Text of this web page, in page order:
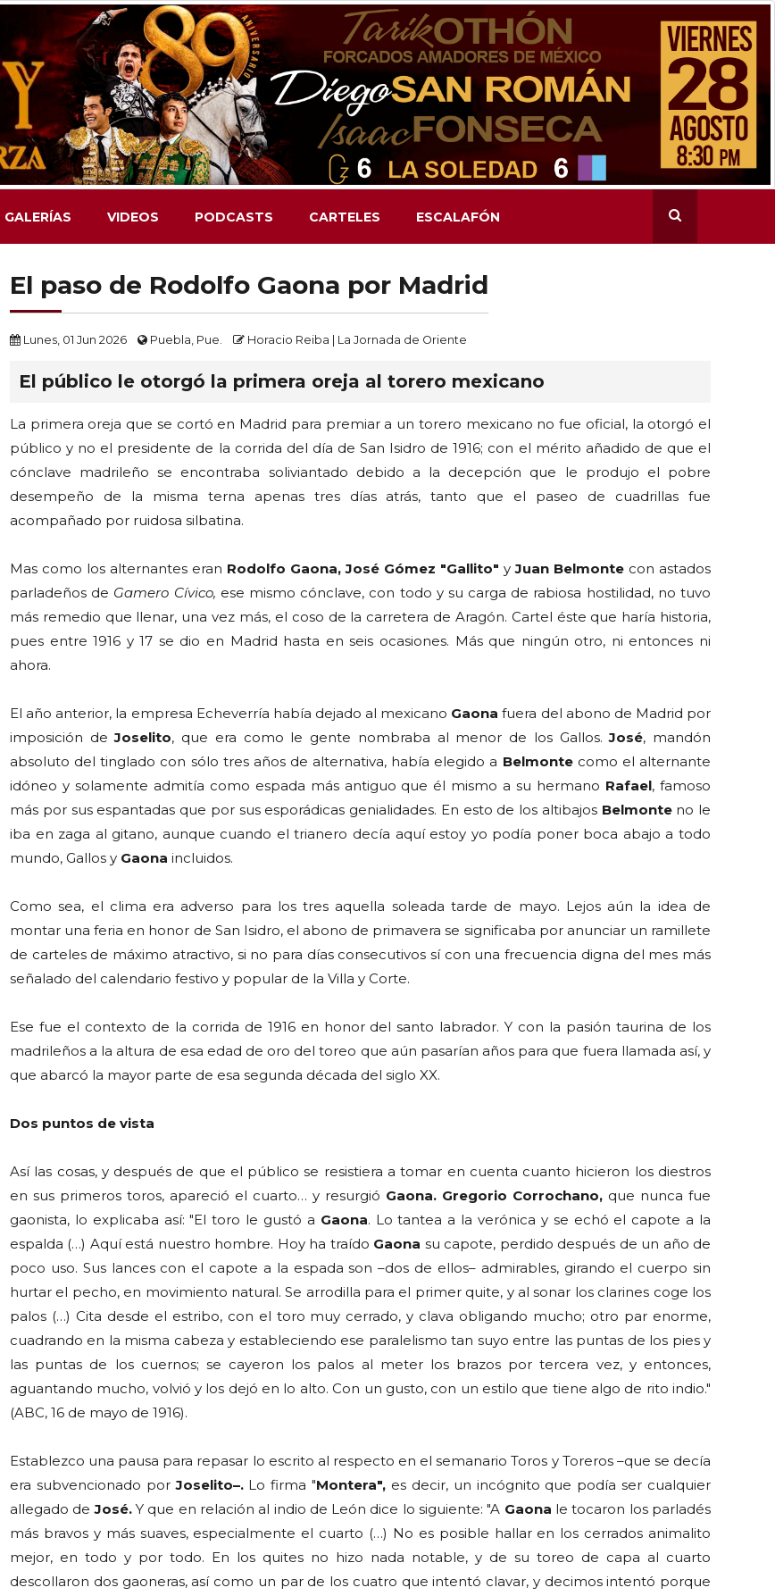
GALERÍAS VIDEOS PODCASTS CARTELES ESCALAFÓN
El paso de Rodolfo Gaona por Madrid
Lunes, 01 Jun 2026 Puebla, Pue. Horacio Reiba | La Jornada de Oriente
El público le otorgó la primera oreja al torero mexicano
La primera oreja que se cortó en Madrid para premiar a un torero mexicano no fue oficial, la otorgó el
público y no el presidente de la corrida del día de San Isidro de 1916; con el mérito añadido de que el
cónclave madrileño se encontraba soliviantado debido a la decepción que le produjo el pobre
desempeño de la misma terna apenas tres días atrás, tanto que el paseo de cuadrillas fue
acompañado por ruidosa silbatina.
Mas como los alternantes eran Rodolfo Gaona, José Gómez "Gallito" yJuan Belmonte con astados
parladeños de Gamero Cívico, ese mismo cónclave, con todo y su carga de rabiosa hostilidad, no tuvo
más remedio que llenar, una vez más, el coso de la carretera de Aragón. Cartel éste que haría historia,
pues entre 1916 y 17 se dio en Madrid hasta en seis ocasiones. Más que ningún otro, ni entonces ni
ahora.
El año anterior, la empresa Echeverría había dejado al mexicano Gaonafuera del abono de Madrid por
imposición deJoselito, que era como le gente nombraba al menor de los Gallos.José, mandón
absoluto del tinglado con sólo tres años de alternativa, había elegido a Belmonte como el alternante
idóneo y solamente admitía como espada más antiguo que él mismo a su hermano Rafael, famoso
más por sus espantadas que por sus esporádicas genialidades. En esto de los altibajos Belmonte no le
iba en zaga al gitano, aunque cuando el trianero decía aquí estoy yo podía poner boca abajo a todo
mundo, Gallos y Gaona incluidos.
Como sea, el clima era adverso para los tres aquella soleada tarde de mayo. Lejos aún la idea de
montar una feria en honor de San Isidro, el abono de primavera se significaba por anunciar un ramillete
de carteles de máximo atractivo, si no para días consecutivos sí con una frecuencia digna del mes más
señalado del calendario festivo y popular de la Villa y Corte.
Ese fue el contexto de la corrida de 1916 en honor del santo labrador. Y con la pasión taurina de los
madrileños a la altura de esa edad de oro del toreo que aún pasarían años para que fuera llamada así, y
que abarcó la mayor parte de esa segunda década del siglo XX.
Dos puntos de vista
Así las cosas, y después de que el público se resistiera a tomar en cuenta cuanto hicieron los diestros
en sus primeros toros, apareció el cuarto… y resurgió Gaona. Gregorio Corrochano, que nunca fue
gaonista, lo explicaba así: "El toro le gustó a Gaona. Lo tantea a la verónica y se echó el capote a la
espalda (…) Aquí está nuestro hombre. Hoy ha traído Gaona su capote, perdido después de un año de
poco uso. Sus lances con el capote a la espada son –dos de ellos– admirables, girando el cuerpo sin
hurtar el pecho, en movimiento natural. Se arrodilla para el primer quite, y al sonar los clarines coge los
palos (…) Cita desde el estribo, con el toro muy cerrado, y clava obligando mucho; otro par enorme,
cuadrando en la misma cabeza y estableciendo ese paralelismo tan suyo entre las puntas de los pies y
las puntas de los cuernos; se cayeron los palos al meter los brazos por tercera vez, y entonces,
aguantando mucho, volvió y los dejó en lo alto. Con un gusto, con un estilo que tiene algo de rito indio."
(ABC, 16 de mayo de 1916).
Establezco una pausa para repasar lo escrito al respecto en el semanario Toros y Toreros –que se decía
era subvencionado porJoselito–. Lo firma "Montera", es decir, un incógnito que podía ser cualquier
allegado deJosé.Y que en relación al indio de León dice lo siguiente: "A Gaona le tocaron los parladés
más bravos y más suaves, especialmente el cuarto (…) No es posible hallar en los cerrados animalito
mejor, en todo y por todo. En los quites no hizo nada notable, y de su toreo de capa al cuarto
descollaron dos gaoneras, así como un par de los cuatro que intentó clavar, y decimos intentó porque